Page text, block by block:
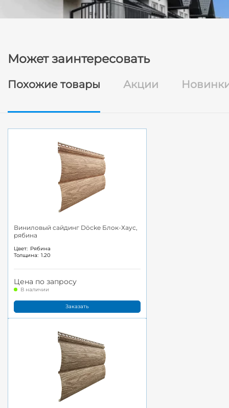
Может заинтересовать
Похожие товары Акции
Виниловый сайдинг Döcke Блок-Хаус,
рябина
Цвет: Рябина
Толщина: 1.20
Цена по запросу
В наличии
Заказать